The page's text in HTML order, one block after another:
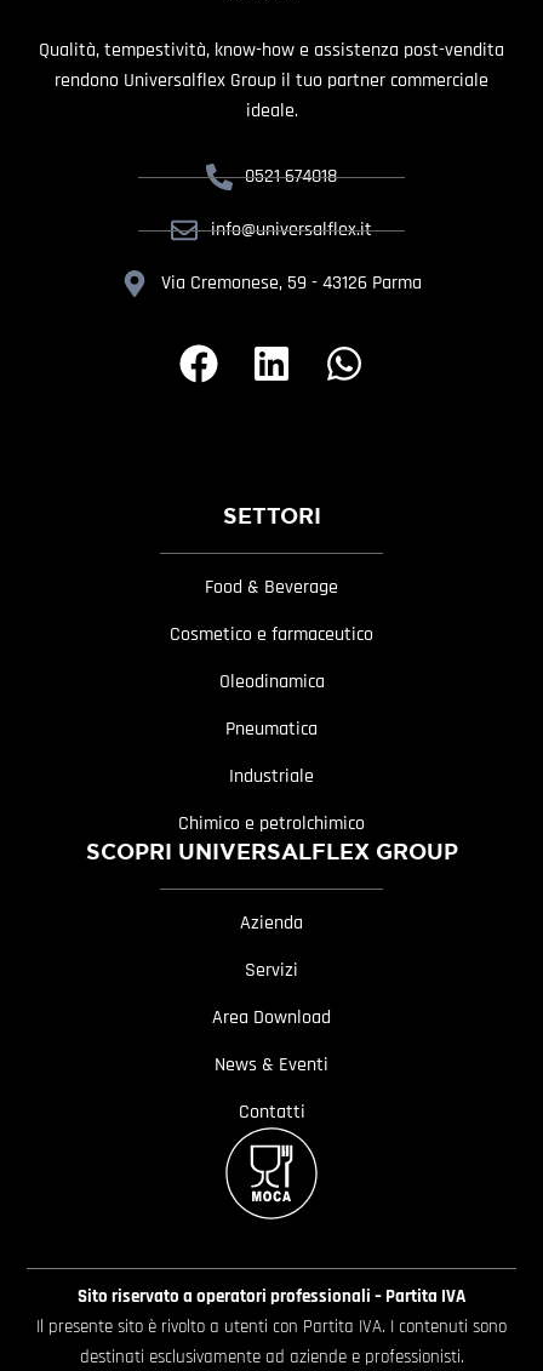
Qualità, tempestività, know-how e assistenza post-vendita
rendono Universalflex Group il tuo partner commerciale
ideale.
0521 674018
info@universalflex.it
Via Cremonese, 59 - 43126 Parma
SETTORI
Food & Beverage
Cosmetico e farmaceutico
Oleodinamica
Pneumatica
Industriale
Chimico e petrolchimico
SCOPRI UNIVERSALFLEX GROUP
Azienda
Servizi
Area Download
News & Eventi
Contatti
Sito riservato a operatori professionali – Partita IVA
Il presente sito è rivolto a utenti con Partita IVA. I contenuti sono
destinati esclusivamente ad aziende e professionisti.